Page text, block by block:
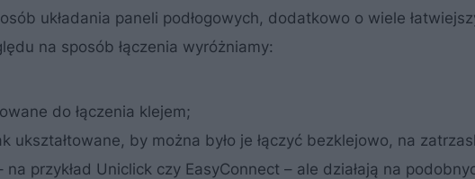
układania paneli podłogowych, dodatkowo o wiele
na sposób łączenia wyróżniamy:
do łączenia klejem;
by można było je łączyć bezklejowo, na
przykład Uniclick czy EasyConnect – ale działają na